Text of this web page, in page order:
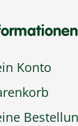
Konto